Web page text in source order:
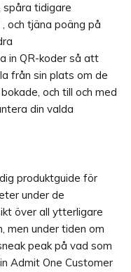
tidigare
och tjäna poäng på
in QR-koder så att
från sin plats om de
och till och med
din valda
produktguide för
under de
över all ytterligare
men under tiden om
peak på vad som
Admit One Customer